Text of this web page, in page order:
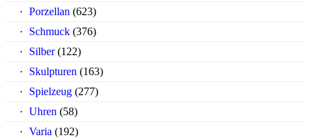
Porzellan (623)
Schmuck (376)
Silber (122)
Skulpturen (163)
Spielzeug (277)
Uhren (58)
Varia (192)